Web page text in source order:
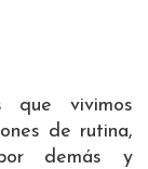
vivimos
de rutina,
demás y